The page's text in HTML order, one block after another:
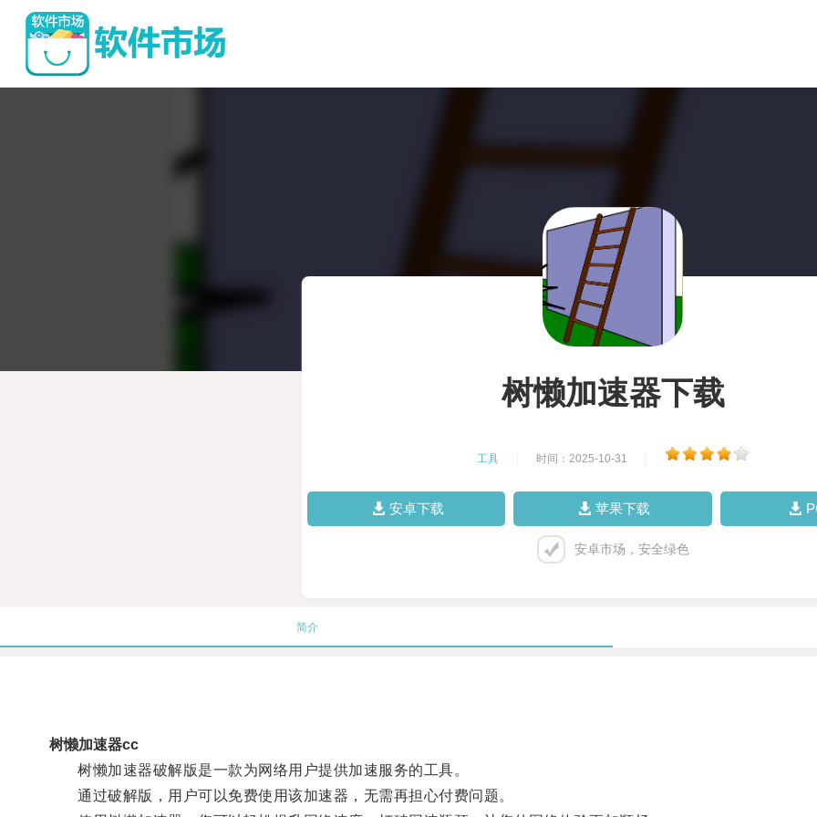
树懒加速器下载
工具 时间：2025-10-31
安卓下载 苹果下载
安卓市场，安全绿色
简介
树懒加速器cc
树懒加速器破解版是一款为网络用户提供加速服务的工具。
通过破解版，用户可以免费使用该加速器，无需再担心付费问题。